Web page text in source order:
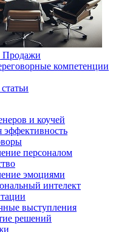
Продажи
компетенции
и коучей
эффективность
персоналом
эмоциями
интелект
выступления
решений